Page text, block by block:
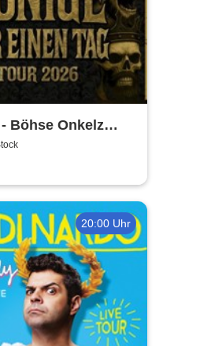
Böhse Onkelz
20:00 Uhr